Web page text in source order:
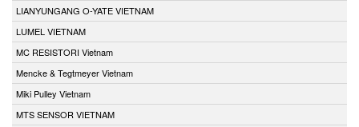
LIANYUNGANG O-YATE VIETNAM
LUMEL VIETNAM
MC RESISTORI Vietnam
Mencke & Tegtmeyer Vietnam
Miki Pulley Vietnam
MTS SENSOR VIETNAM